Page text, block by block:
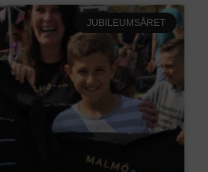
JUBILEUMSÅRET